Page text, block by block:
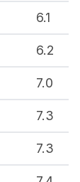
6.1
6.2
7.0
7.3
7.3